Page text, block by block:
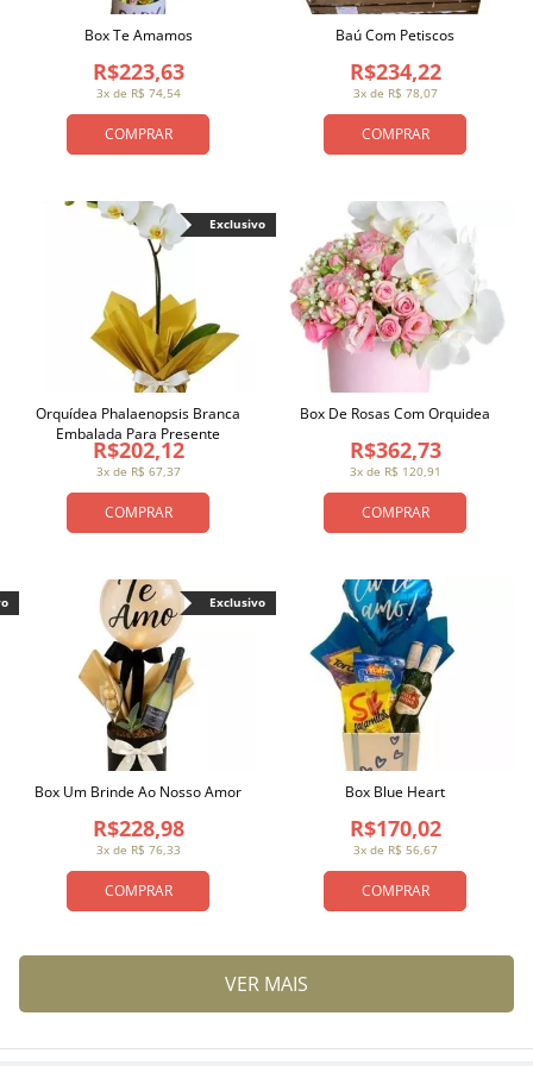
COMPRAR
3x de R$ 74,54
R$223,63
Box Te Amamos
COMPRAR
3x de R$ 78,07
R$234,22
Baú Com Petiscos
COMPRAR
3x de R$ 67,37
R$202,12
Orquídea Phalaenopsis Branca
Embalada Para Presente
Exclusivo
COMPRAR
3x de R$ 120,91
R$362,73
Box De Rosas Com Orquidea
COMPRAR
3x de R$ 76,33
R$228,98
Box Um Brinde Ao Nosso Amor
Exclusivo
COMPRAR
3x de R$ 56,67
R$170,02
Box Blue Heart
VER MAIS